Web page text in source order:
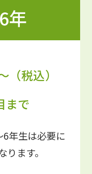
年
（税込）
まで
年生は必要に
ます。